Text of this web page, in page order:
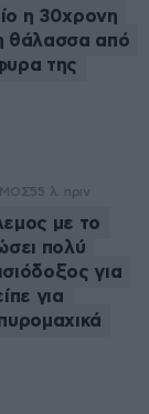
η 30χρονη
θάλασσα από
της
55 λ. πριν
με το
πολύ
για
για